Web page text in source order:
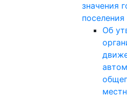
значения
Об